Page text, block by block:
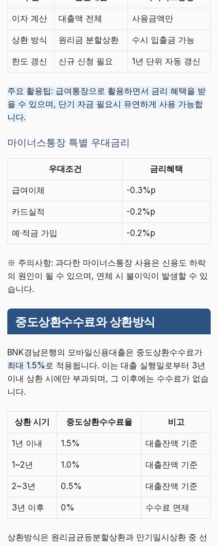
이자 계산 대출액 전체 사용금액만
상환 방식 원리금 분할상환 수시 입출금 가능
한도 갱신 신규 신청 필요 1년 단위 자동 갱신
주요 활용팁: 급여통장으로 활용하면서 금리 혜택을 받
을 수 있으며, 단기 자금 필요시 유연하게 사용 가능합
니다.
마이너스통장 특별 우대금리
우대조건 금리혜택
급여이체 -0.3%p
카드실적 -0.2%p
예·적금 가입 -0.2%p
※ 주의사항: 과다한 마이너스통장 사용은 신용도 하락
의 원인이 될 수 있으며, 연체 시 불이익이 발생할 수 있
습니다.
중도상환수수료와 상환방식
BNK경남은행의 모바일신용대출은 중도상환수수료가
최대 1.5%로 적용됩니다. 이는 대출 실행일로부터 3년
이내 상환 시에만 부과되며, 그 이후에는 수수료가 없습
니다.
상환 시기 중도상환수수료율 비고
1년 이내 1.5% 대출잔액 기준
1~2년 1.0% 대출잔액 기준
2~3년 0.5% 대출잔액 기준
3년 이후 0% 수수료 면제
상환방식은 원리금균등분할상환과 만기일시상환 중 선